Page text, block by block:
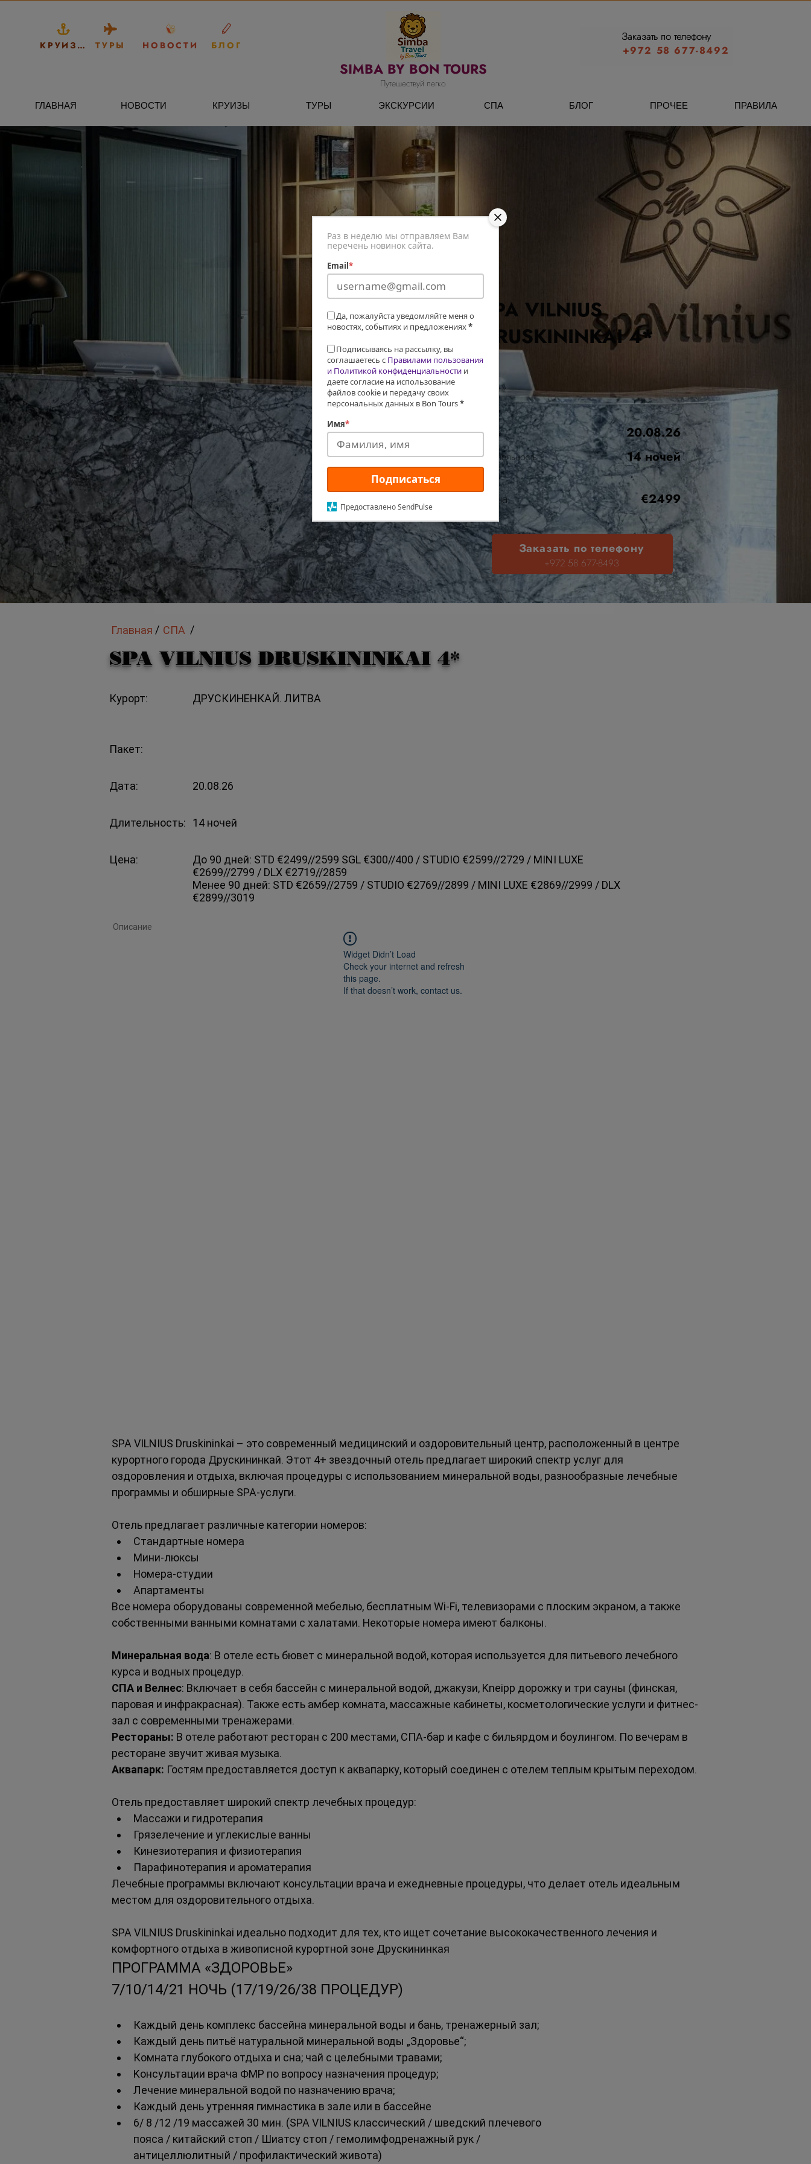
Раз в неделю мы отправляем Вам
перечень новинок сайта.
Email *
Да, пожалуйста уведомляйте меня о
новостях, событиях и предложениях*
Подписываясь на рассылку, вы
соглашаетесь с Правилами пользования
и Политикой конфиденциальности и
даете согласие на использование
файлов cookie и передачу своих
персональных данных в Bon Tours*
Имя*
Подписаться
Предоставлено SendPulse
КРУИЗЫ ТУРЫ НОВОСТИ БЛОГ
Путешествуй легко
SIMBA BY BON TOURS
+972 58 677-8492
Заказать по телефону
ГЛАВНАЯ НОВОСТИ КРУИЗЫ ТУРЫ ЭКСКУРСИИ СПА БЛОГ ПРОЧЕЕ ПРАВИЛА
SPA VILNIUS
DRUSKININKAI 4*
Дата: 20.08.26
Длительность 14 ночей
Цена €2499
Заказать по телефону
+972 58 677-8493
Главная / СПА /
SPA VILNIUS DRUSKININKAI 4*
Курорт: ДРУСКИНЕНКАЙ. ЛИТВА
Пакет:
Дата: 20.08.26
Длительность: 14 ночей
Цена:
До 90 дней: STD €2499//2599 SGL €300//400 / STUDIO €2599//2729 / MINI LUXE
€2699//2799 / DLX €2719//2859
Менее 90 дней: STD €2659//2759 / STUDIO €2769//2899 / MINI LUXE €2869//2999 / DLX
€2899//3019
Описание
Widget Didn’t Load
Check your internet and refresh
this page.
If that doesn’t work, contact us.
SPA VILNIUS Druskininkai – это современный медицинский и оздоровительный центр, расположенный в центре
курортного города Друскининкай. Этот 4+ звездочный отель предлагает широкий спектр услуг для
оздоровления и отдыха, включая процедуры с использованием минеральной воды, разнообразные лечебные
программы и обширные SPA-услуги.
Отель предлагает различные категории номеров:
Стандартные номера
Мини-люксы
Номера-студии
Апартаменты
Все номера оборудованы современной мебелью, бесплатным Wi-Fi, телевизорами с плоским экраном, а также
собственными ванными комнатами с халатами. Некоторые номера имеют балконы.
Минеральная вода: В отеле есть бювет с минеральной водой, которая используется для питьевого лечебного
курса и водных процедур.
СПА и Велнес: Включает в себя бассейн с минеральной водой, джакузи, Kneipp дорожку и три сауны (финская,
паровая и инфракрасная). Также есть амбер комната, массажные кабинеты, косметологические услуги и фитнес-
зал с современными тренажерами.
Рестораны: В отеле работают ресторан с 200 местами, СПА-бар и кафе с бильярдом и боулингом. По вечерам в
ресторане звучит живая музыка.
Аквапарк: Гостям предоставляется доступ к аквапарку, который соединен с отелем теплым крытым переходом.
Отель предоставляет широкий спектр лечебных процедур:
Массажи и гидротерапия
Грязелечение и углекислые ванны
Кинезиотерапия и физиотерапия
Парафинотерапия и ароматерапия
Лечебные программы включают консультации врача и ежедневные процедуры, что делает отель идеальным
местом для оздоровительного отдыха.
SPA VILNIUS Druskininkai идеально подходит для тех, кто ищет сочетание высококачественного лечения и
комфортного отдыха в живописной курортной зоне Друскининкая
ПРОГРАММА «ЗДОРОВЬЕ»
7/10/14/21 НОЧЬ (17/19/26/38 ПРОЦЕДУР)
Каждый день комплекс бассейна минеральной воды и бань, тренажерный зал;
Каждый день питьё натуральной минеральной воды „Здоровье“;
Комната глубокого отдыха и сна; чай с целебными травами;
Kонсультации врача ФМР по вопросу назначения процедур;
Лечение минеральной водой по назначению врача;
Каждый день утренняя гимнастика в зале или в бассейне
6/ 8 /12 /19 массажей 30 мин. (SPA VILNIUS классический / шведский плечевого
пояса / китайский стоп / Шиатсу стоп / гемолимфодренажный рук /
антицеллюлитный / профилактический живота)